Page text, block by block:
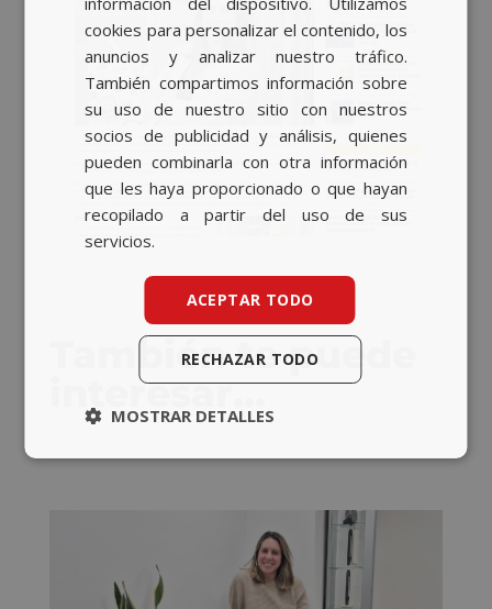
También te puede
interesar…
ENGLISH
cookies para personalizar el contenido, los
anuncios y analizar nuestro tráfico.
También compartimos información sobre
su uso de nuestro sitio con nuestros
socios de publicidad y análisis, quienes
pueden combinarla con otra información
que les haya proporcionado o que hayan
recopilado a partir del uso de sus
servicios.
ACEPTAR TODO
RECHAZAR TODO
MOSTRAR DETALLES